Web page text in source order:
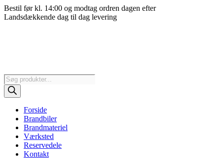
Videre
til
Bestil før kl. 14:00 og modtag ordren dagen efter
Landsdækkende dag til dag levering
Products
search
Forside
Brandbiler
Brandmateriel
Værksted
Reservedele
Kontakt